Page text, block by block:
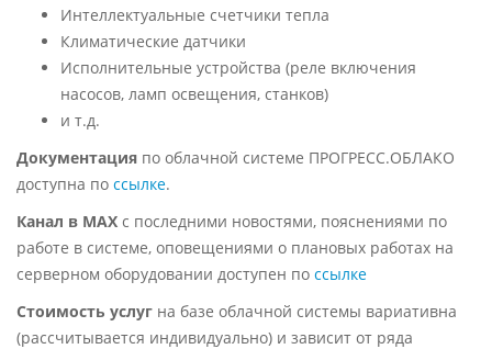
Интеллектуальные счетчики тепла
Климатические датчики
Исполнительные устройства (реле включения
насосов, ламп освещения, станков)
и т.д.
Документация по облачной системе ПРОГРЕСС.ОБЛАКО
доступна по ссылке.
Канал в MAX с последними новостями, пояснениями по
работе в системе, оповещениями о плановых работах на
серверном оборудовании доступен по ссылке
Стоимость услуг на базе облачной системы вариативна
(рассчитывается индивидуально) и зависит от ряда